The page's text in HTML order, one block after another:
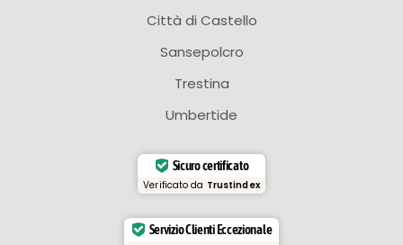
Città di Castello
Sansepolcro
Trestina
Umbertide
Sicuro certificato
Verificato da Trustindex
Servizio Clienti Eccezionale